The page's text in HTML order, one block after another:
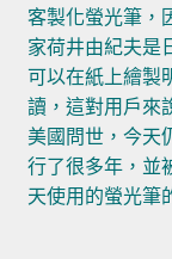
客製化螢光筆，
家荷井由紀夫是
可以在紙上繪製
讀，這對用戶來
美國問世，今天
行了很多年，並
天使用的螢光筆